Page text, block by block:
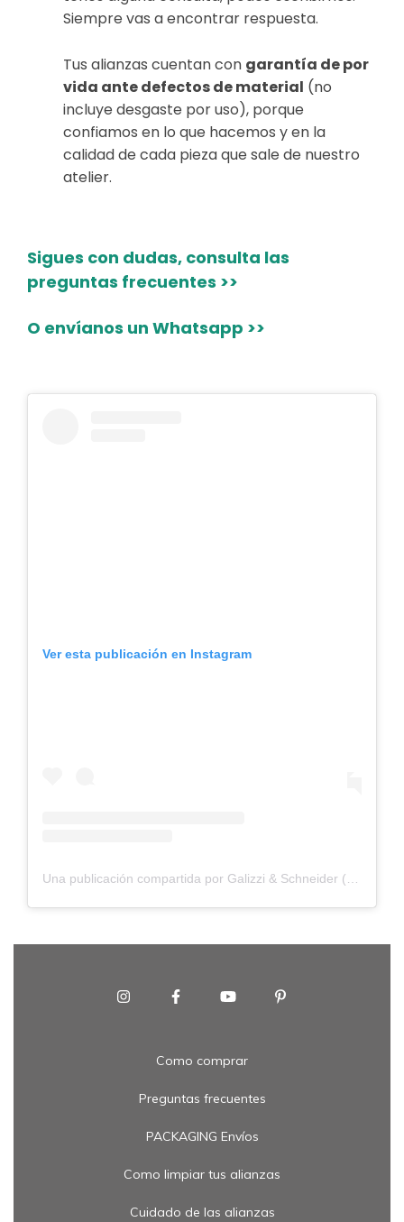
Siempre vas a encontrar respuesta.
Tus alianzas cuentan con garantía de por
vida ante defectos de material (no
incluye desgaste por uso), porque
confiamos en lo que hacemos y en la
calidad de cada pieza que sale de nuestro
atelier.
Sigues con dudas, consulta las
preguntas frecuentes >>
O envíanos un Whatsapp >>
Ver esta publicación en Instagram
Como comprar
Preguntas frecuentes
PACKAGING Envíos
Como limpiar tus alianzas
Cuidado de las alianzas